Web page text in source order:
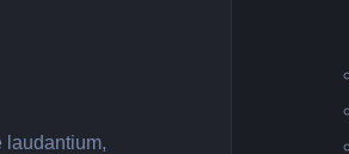
laudantium,